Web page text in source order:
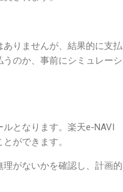
りませんが、結果的に支払
のか、事前にシミュレーシ
となります。楽天e-NAVI
ができます。
がないかを確認し、計画的